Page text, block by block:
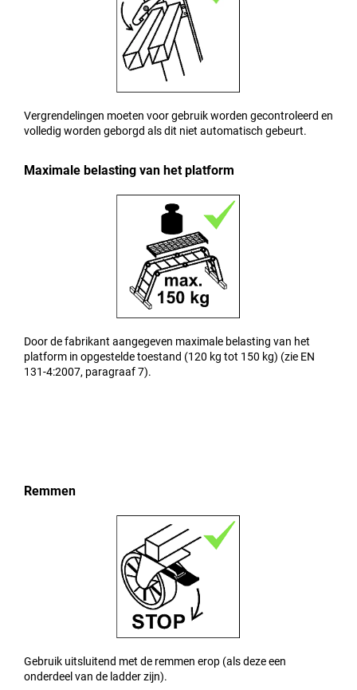
Vergrendelingen moeten voor gebruik worden gecontroleerd en
volledig worden geborgd als dit niet automatisch gebeurt.
Maximale belasting van het platform
Door de fabrikant aangegeven maximale belasting van het
platform in opgestelde toestand (120 kg tot 150 kg) (zie EN
131-4:2007, paragraaf 7).
Remmen
Gebruik uitsluitend met de remmen erop (als deze een
onderdeel van de ladder zijn).